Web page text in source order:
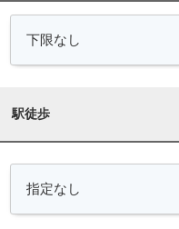
駅徒歩